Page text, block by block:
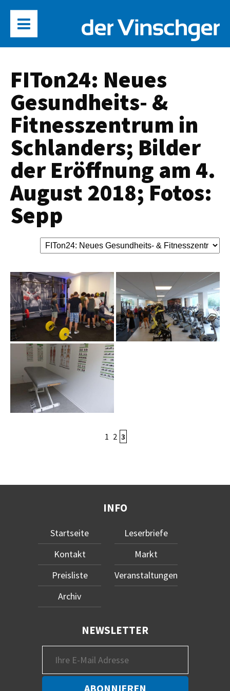
FITon24: Neues
Gesundheits- &
Fitnesszentrum in
Schlanders; Bilder
der Eröffnung am 4.
August 2018; Fotos:
Sepp
1 2 3
INFO
Startseite
Kontakt
Preisliste
Archiv
Leserbriefe
Markt
Veranstaltungen
NEWSLETTER